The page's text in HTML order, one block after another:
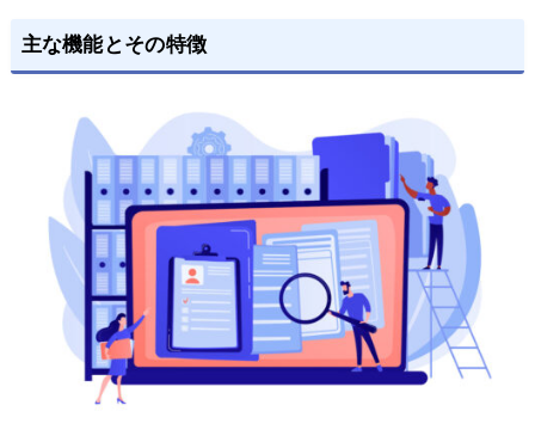
主な機能とその特徴